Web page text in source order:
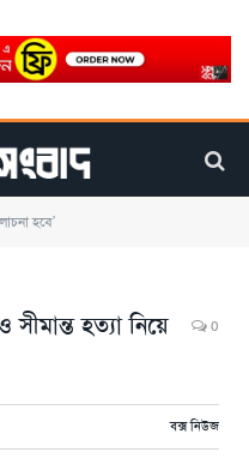
হবে’
সীমান্ত হত্যা নিয়ে
0
বক্স নিউজ